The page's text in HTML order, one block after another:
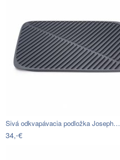
Sivá odkvapávacia podložka Joseph…
34,-€